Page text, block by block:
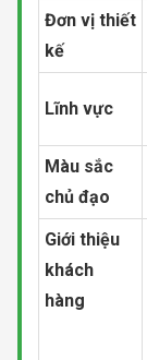
Đơn vị thiết
kế
Lĩnh vực
Màu sắc
chủ đạo
Giới thiệu
khách
hàng